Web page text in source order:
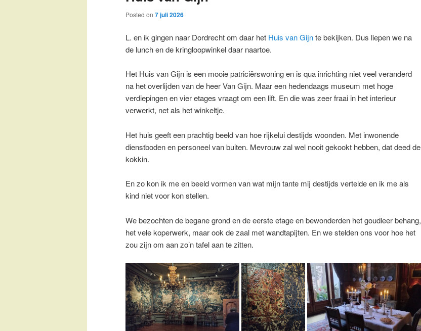
Posted on 7 juli 2026
L. en ik gingen naar Dordrecht om daar het Huis van Gijnte bekijken. Dus liepen we na
de lunch en de kringloopwinkel daar naartoe.
Het Huis van Gijn is een mooie patriciërswoning en is qua inrichting niet veel veranderd
na het overlijden van de heer Van Gijn. Maar een hedendaags museum met hoge
verdiepingen en vier etages vraagt om een lift. En die was zeer fraai in het interieur
verwerkt, net als het winkeltje.
Het huis geeft een prachtig beeld van hoe rijkelui destijds woonden. Met inwonende
dienstboden en personeel van buiten. Mevrouw zal wel nooit gekookt hebben, dat deed de
kokkin.
En zo kon ik me en beeld vormen van wat mijn tante mij destijds vertelde en ik me als
kind niet voor kon stellen.
We bezochten de begane grond en de eerste etage en bewonderden het goudleer behang,
het vele koperwerk, maar ook de zaal met wandtapijten. En we stelden ons voor hoe het
zou zijn om aan zo’n tafel aan te zitten.